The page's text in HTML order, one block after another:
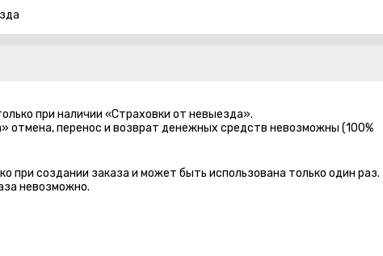
при наличии «Страховки от невыезда».
отмена, перенос и возврат денежных средств невозможны (100%
при создании заказа и может быть использована только один раз.
невозможно.